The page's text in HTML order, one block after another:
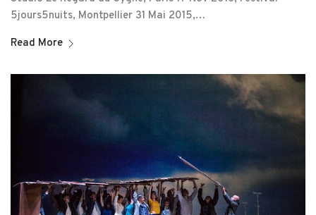
5jours5nuits, Montpellier 31 Mai 2015,…
Read More